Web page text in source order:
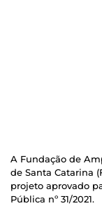
A Fundação de
de Santa Catarina
projeto aprovado
Pública nº 31/2021.